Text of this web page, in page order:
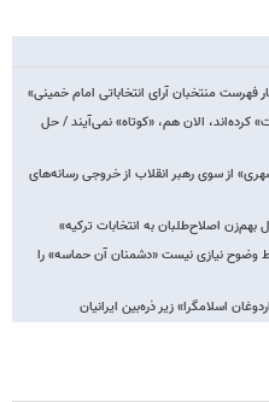
فهرست منتخبان آرای انتخاباتی امام خمینی»
کرده‌اند، الان هم، «کوتاه» نمی‌آیند / حل
از سوی رهبر انقلاب از خروجی رسانه‌های
بهم‌زن اصلاح‌طلبان به انتخابات ترکیه»
وضوح نیازی نیست «دشمنان آن حماسه» را
اسلامگرا» زیر ذره‌بین ایرانیان